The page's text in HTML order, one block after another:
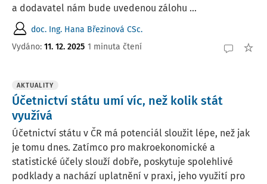
a dodavatel nám bude uvedenou zálohu ...
doc. Ing. Hana Březinová CSc.
Vydáno: 11. 12. 2025 1 minuta čtení
AKTUALITY
Účetnictví státu umí víc, než kolik stát
využívá
Účetnictví státu v ČR má potenciál sloužit lépe, než jak
je tomu dnes. Zatímco pro makroekonomické a
statistické účely slouží dobře, poskytuje spolehlivé
podklady a nachází uplatnění v praxi, jeho využití pro